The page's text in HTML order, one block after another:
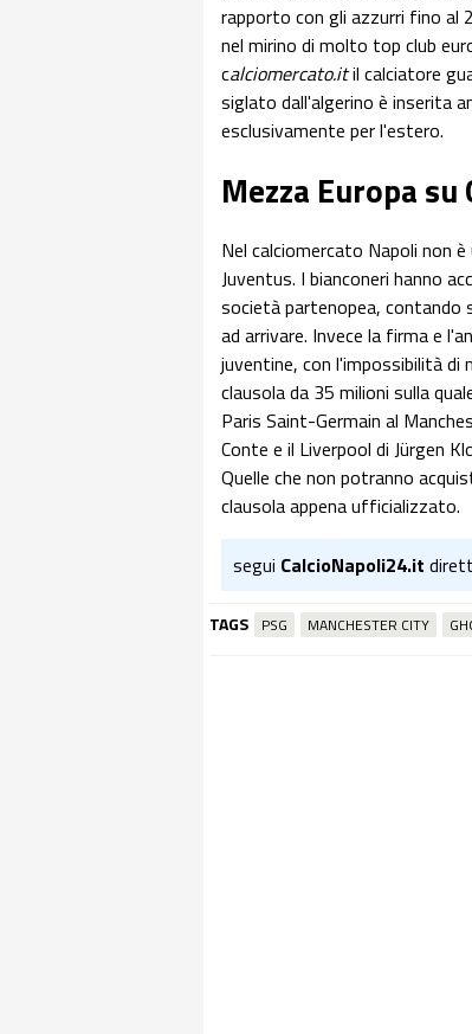
rapporto con gli azzurri fino al
nel mirino di molto top club
calciomercato.itil calciatore
siglato dall'algerino è inserita
esclusivamente per l'estero.
Mezza Europa su
Nel calciomercato Napoli non
Juventus. I bianconeri hanno
società partenopea, contando
ad arrivare. Invece la firma e
juventine, con l'impossibilità
clausola da 35 milioni sulla
Paris Saint-Germain al
Conte e il Liverpool di Jürgen
Quelle che non potranno
clausola appena ufficializzato.
segui CalcioNapoli24.it
TAGS PSG MANCHESTER CITY